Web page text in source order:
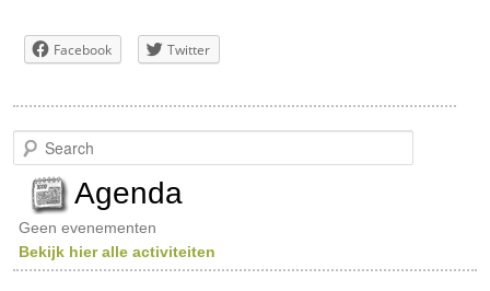
Facebook Twitter
e
c
h
Agenda
Geen evenementen
Bekijk hier alle activiteiten